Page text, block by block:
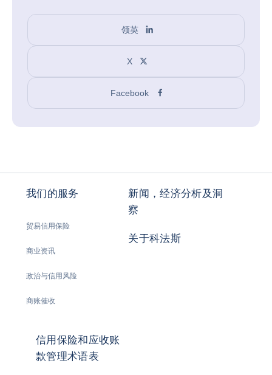
领英
X
Facebook
我们的服务
贸易信用保险
商业资讯
政治与信用风险
商账催收
新闻，经济分析及洞
察
关于科法斯
信用保险和应收账
款管理术语表